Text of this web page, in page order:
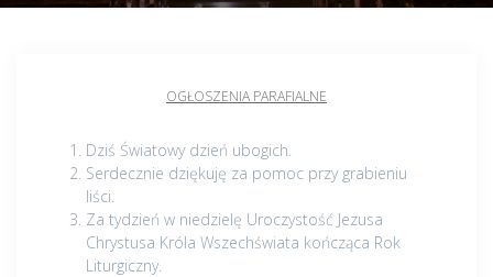
OGŁOSZENIA PARAFIALNE
Dziś Światowy dzień ubogich.
Serdecznie dziękuję za pomoc przy grabieniu
liści.
Za tydzień w niedzielę Uroczystość Jezusa
Chrystusa Króla Wszechświata kończąca Rok
Liturgiczny.